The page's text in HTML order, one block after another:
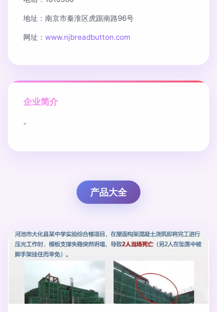
地址：南京市秦淮区虎踞南路96号
网址： www.njbreadbutton.com
企业简介
-
产品大全